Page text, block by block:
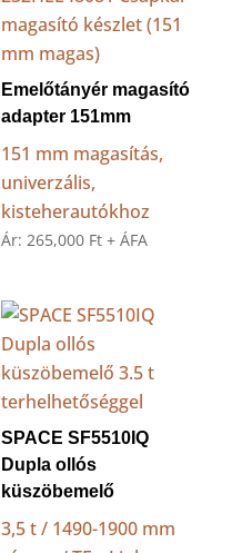
Emelőtányér magasító
adapter 151mm
151 mm magasítás,
univerzális,
kisteherautókhoz
Ár:265,000 Ft + ÁFA
SPACE SF5510IQ
Dupla ollós
küszöbemelő
3,5 t / 1490-1900 mm